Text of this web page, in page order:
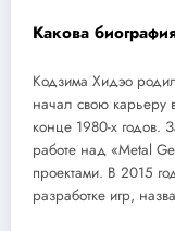
Какова
Кодзима Хидэо
начал свою карьеру
конце 1980-х годов.
работе над «Metal
проектами. В 2015
разработке игр,